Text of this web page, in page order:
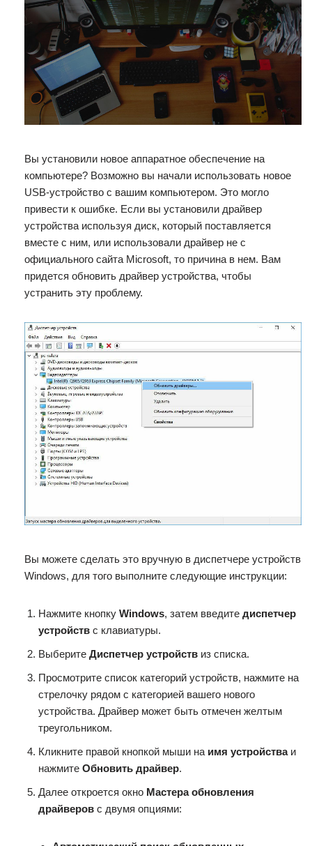
Вы установили новое аппаратное обеспечение на
компьютере? Возможно вы начали использовать новое
USB-устройство с вашим компьютером. Это могло
привести к ошибке. Если вы установили драйвер
устройства используя диск, который поставляется
вместе с ним, или использовали драйвер не c
официального сайта Microsoft, то причина в нем. Вам
придется обновить драйвер устройства, чтобы
устранить эту проблему.
Вы можете сделать это вручную в диспетчере устройств
Windows, для того выполните следующие инструкции:
Нажмите кнопку Windows, затем введите диспетчер
устройств с клавиатуры.
Выберите Диспетчер устройств из списка.
Просмотрите список категорий устройств, нажмите на
стрелочку рядом с категорией вашего нового
устройства. Драйвер может быть отмечен желтым
треугольником.
Кликните правой кнопкой мыши на имя устройстваи
нажмите Обновить драйвер.
Далее откроется окно Мастера обновления
драйверов с двумя опциями: